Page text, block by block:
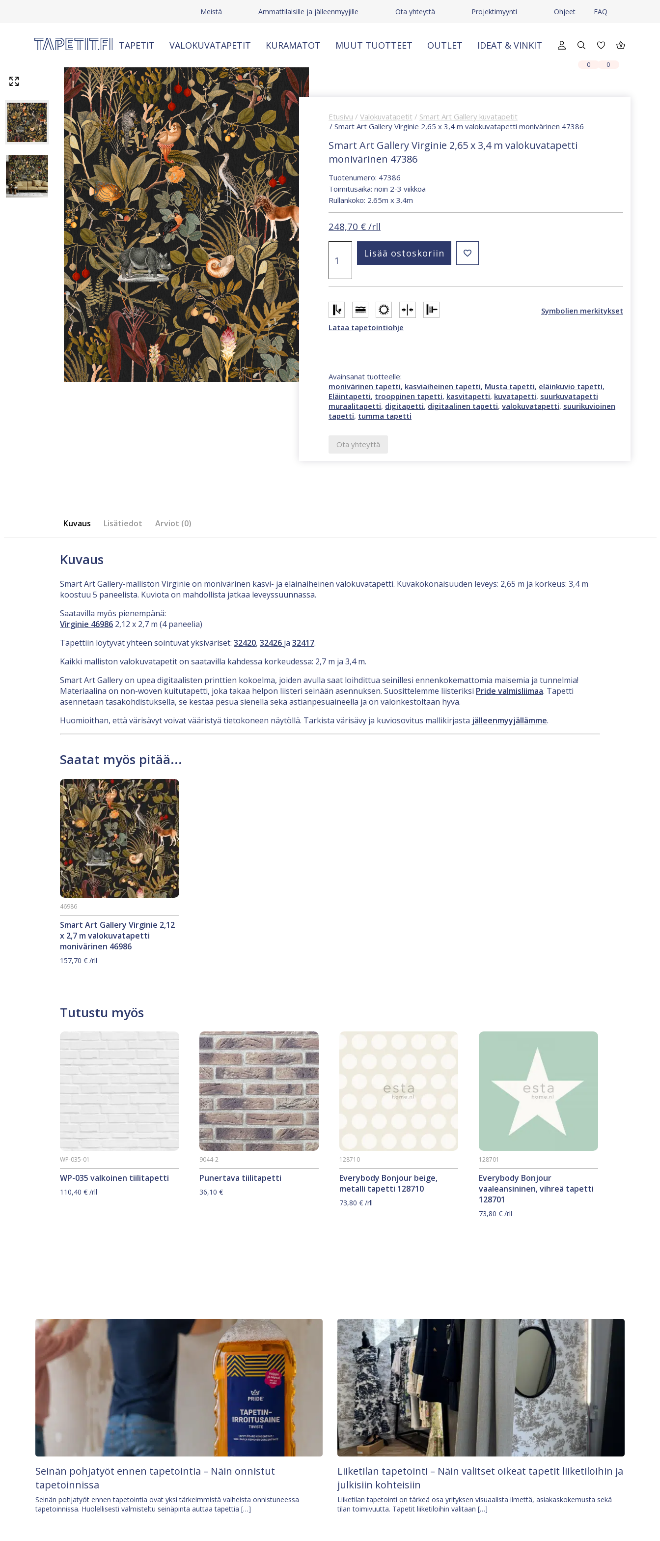
Meistä Ammattilaisille ja jälleenmyyjille Ota yhteyttä Projektimyynti Ohjeet FAQ
TAPETIT VALOKUVATAPETIT KURAMATOT MUUT TUOTTEET OUTLET IDEAT & VINKIT
0 0
Etusivu / Valokuvatapetit / Smart Art Gallery kuvatapetit
/ Smart Art Gallery Virginie 2,65 x 3,4 m valokuvatapetti monivärinen 47386
Smart Art Gallery Virginie 2,65 x 3,4 m valokuvatapetti
monivärinen 47386
Tuotenumero: 47386
Toimitusaika: noin 2-3 viikkoa
Rullankoko: 2.65m x 3.4m
248,70 € /rll
Art
Gallery
2,65
3,4
m
valokuvatapetti
monivärinen
Lisää ostoskoriin
Symbolien merkitykset
Lataa tapetointiohje
Avainsanat tuotteelle:
monivärinen tapetti, kasviaiheinen tapetti, Musta tapetti, eläinkuvio tapetti,
Eläintapetti, trooppinen tapetti, kasvitapetti, kuvatapetti, suurkuvatapetti
muraalitapetti, digitapetti, digitaalinen tapetti, valokuvatapetti, suurikuvioinen
tapetti, tumma tapetti
Ota yhteyttä
Kuvaus Lisätiedot Arviot (0)
Kuvaus
Smart Art Gallery-malliston Virginie on monivärinen kasvi- ja eläinaiheinen valokuvatapetti. Kuvakokonaisuuden leveys: 2,65 m ja korkeus: 3,4 m
koostuu 5 paneelista. Kuviota on mahdollista jatkaa leveyssuunnassa.
Saatavilla myös pienempänä:
Virginie 46986 2,12 x 2,7 m (4 paneelia)
Tapettiin löytyvät yhteen sointuvat yksiväriset: 32420, 32426 ja 32417.
Kaikki malliston valokuvatapetit on saatavilla kahdessa korkeudessa: 2,7 m ja 3,4 m.
Smart Art Gallery on upea digitaalisten printtien kokoelma, joiden avulla saat loihdittua seinillesi ennenkokemattomia maisemia ja tunnelmia!
Materiaalina on non-woven kuitutapetti, joka takaa helpon liisteri seinään asennuksen. Suosittelemme liisteriksi Pride valmisliimaa. Tapetti
asennetaan tasakohdistuksella, se kestää pesua sienellä sekä astianpesuaineella ja on valonkestoltaan hyvä.
Huomioithan, että värisävyt voivat vääristyä tietokoneen näytöllä. Tarkista värisävy ja kuviosovitus mallikirjasta jälleenmyyjällämme.
Saatat myös pitää...
Smart Art Gallery Virginie 2,12
x 2,7 m valokuvatapetti
monivärinen 46986
46986
157,70 € /rll
Tutustu myös
WP-035 valkoinen tiilitapetti
WP-035-01
110,40 € /rll
Punertava tiilitapetti
9044-2
36,10€
Everybody Bonjour beige,
metalli tapetti 128710
128710
73,80 €/rll
Everybody Bonjour
vaaleansininen, vihreä tapetti
128701
128701
73,80€ /rll
Seinän pohjatyöt ennen tapetointia – Näin onnistut
tapetoinnissa
Seinän pohjatyöt ennen tapetointia ovat yksi tärkeimmistä vaiheista onnistuneessa
tapetoinnissa. Huolellisesti valmisteltu seinäpinta auttaa tapettia […]
Liiketilan tapetointi – Näin valitset oikeat tapetit liiketiloihin ja
julkisiin kohteisiin
Liiketilan tapetointi on tärkeä osa yrityksen visuaalista ilmettä, asiakaskokemusta sekä
tilan toimivuutta. Tapetit liiketiloihin valitaan […]